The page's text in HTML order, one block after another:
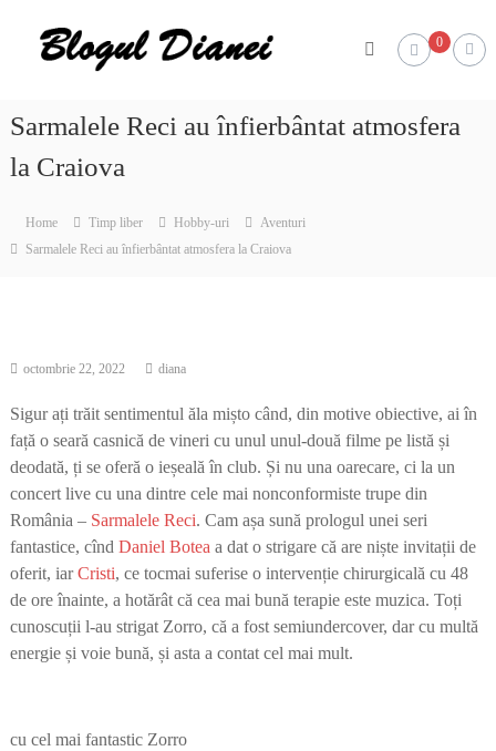
content
Blogul
Dianei
opinie,
călătorii
alte
0
Sarmalele Reci au înfierbântat atmosfera
la Craiova
Home Timp liber Hobby-uri
Aventuri
Sarmalele Reci au înfierbântat atmosfera la Craiova
octombrie 22, 2022 diana
Sigur ați trăit sentimentul ăla mișto când, din motive obiective, ai în
față o seară casnică de vineri cu unul unul-două filme pe listă și
deodată, ți se oferă o ieșeală în club. Și nu una oarecare, ci la un
concert live cu una dintre cele mai nonconformiste trupe din
România – Sarmalele Reci. Cam așa sună prologul unei seri
fantastice, cînd Daniel Botea a dat o strigare că are niște invitații de
oferit, iarCristi, ce tocmai suferise o intervenție chirurgicală cu 48
de ore înainte, a hotărât că cea mai bună terapie este muzica. Toți
cunoscuții l-au strigat Zorro, că a fost semiundercover, dar cu multă
energie și voie bună, și asta a contat cel mai mult.
cu cel mai fantastic Zorro